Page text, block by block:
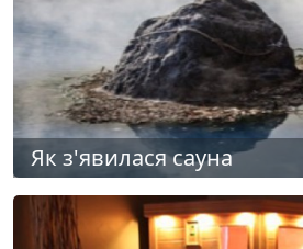
Як з'явилася сауна